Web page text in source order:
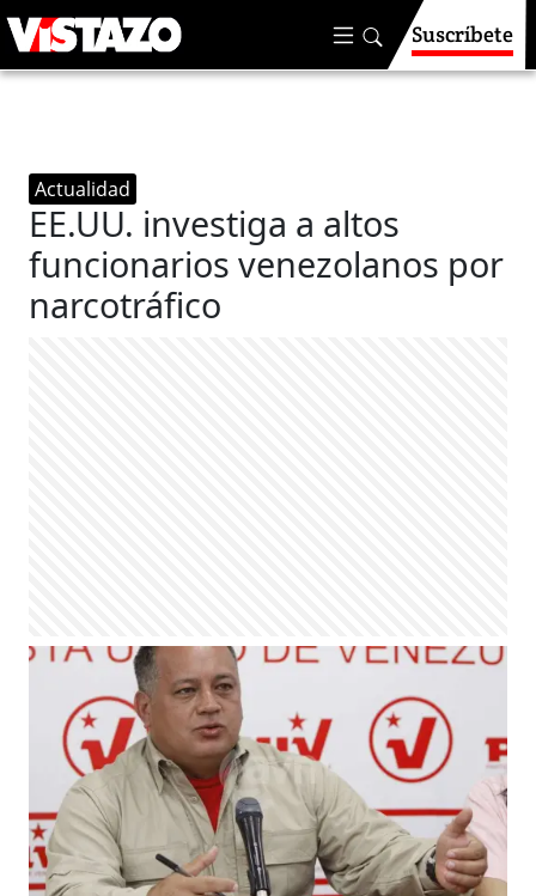
Suscríbete
Actualidad
EE.UU. investiga a altos
funcionarios venezolanos por
narcotráfico